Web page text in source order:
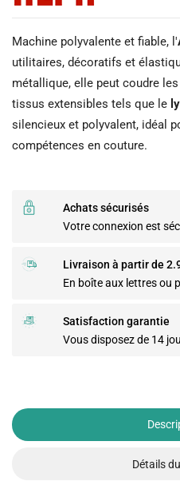
Machine polyvalente et fiable, l'
utilitaires, décoratifs et
métallique, elle peut coudre les
tissus extensibles tels que le
silencieux et polyvalent, idéal
compétences en couture.
Achats sécurisés
Votre connexion est
Livraison à partir de
En boîte aux lettres ou
Satisfaction garantie
Vous disposez de 14
Détails